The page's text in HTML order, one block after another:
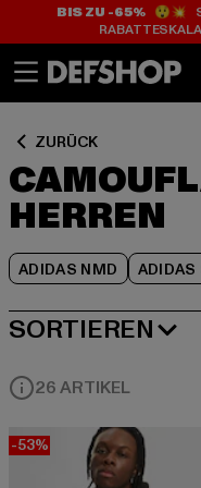
BIS ZU -65%😲💥
ZURÜCK
HERREN
ADIDAS NMD
SORTIEREN
BELIEBTESTE
26 ARTIKEL
-53%